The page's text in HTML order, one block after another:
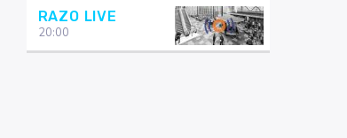
RAZO LIVE
20:00